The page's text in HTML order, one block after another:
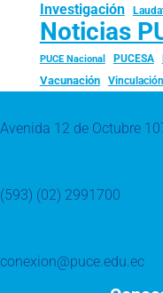
Investigación
Noticias
PUCE Nacional PUCESA
Vacunación
Avenida 12 de Octubre
(593) (02) 2991700
conexion@puce.edu.ec